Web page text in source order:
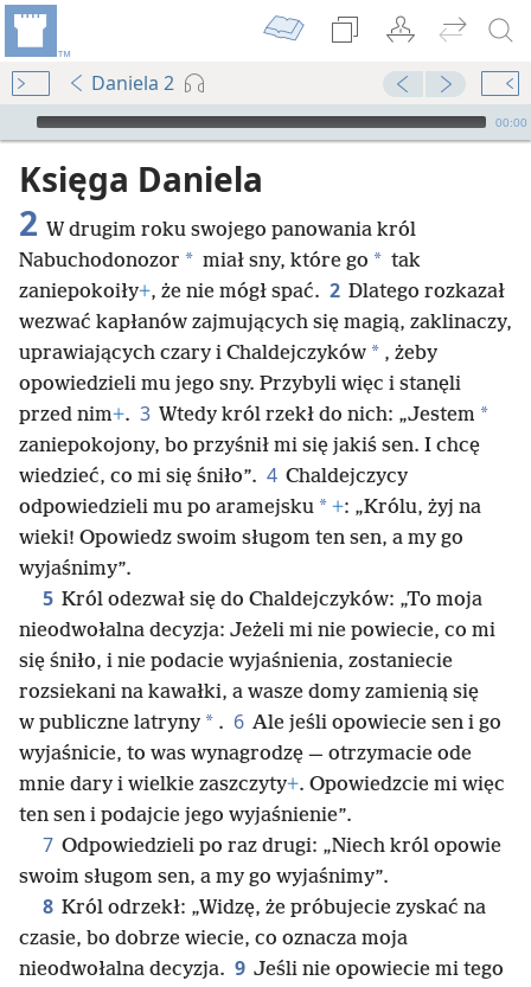
Daniela 2
Audio Player
00:00
Księga Daniela
2 W drugim roku swojego panowania król
Nabuchodonozor * miał sny, które go * tak
zaniepokoiły+, że nie mógł spać. 2 Dlatego rozkazał
wezwać kapłanów zajmujących się magią, zaklinaczy,
uprawiających czary i Chaldejczyków * , żeby
opowiedzieli mu jego sny. Przybyli więc i stanęli
przed nim+. 3 Wtedy król rzekł do nich: „Jestem *
zaniepokojony, bo przyśnił mi się jakiś sen. I chcę
wiedzieć, co mi się śniło”. 4 Chaldejczycy
odpowiedzieli mu po aramejsku * +: „Królu, żyj na
wieki! Opowiedz swoim sługom ten sen, a my go
wyjaśnimy”.
5 Król odezwał się do Chaldejczyków: „To moja
nieodwołalna decyzja: Jeżeli mi nie powiecie, co mi
się śniło, i nie podacie wyjaśnienia, zostaniecie
rozsiekani na kawałki, a wasze domy zamienią się
w publiczne latryny * . 6 Ale jeśli opowiecie sen i go
wyjaśnicie, to was wynagrodzę — otrzymacie ode
mnie dary i wielkie zaszczyty+. Opowiedzcie mi więc
ten sen i podajcie jego wyjaśnienie”.
7 Odpowiedzieli po raz drugi: „Niech król opowie
swoim sługom sen, a my go wyjaśnimy”.
8 Król odrzekł: „Widzę, że próbujecie zyskać na
czasie, bo dobrze wiecie, co oznacza moja
nieodwołalna decyzja. 9 Jeśli nie opowiecie mi tego